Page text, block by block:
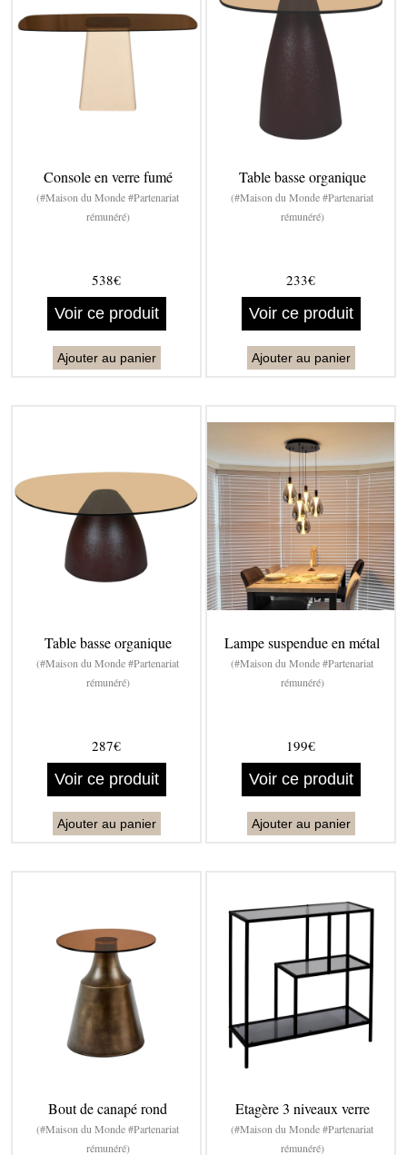
Console en verre fumé
(#Maison du Monde #Partenariat
rémunéré)
538€
Voir ce produit
Ajouter au panier
Table basse organique
(#Maison du Monde #Partenariat
rémunéré)
233€
Voir ce produit
Ajouter au panier
Table basse organique
(#Maison du Monde #Partenariat
rémunéré)
287€
Voir ce produit
Ajouter au panier
Lampe suspendue en métal
(#Maison du Monde #Partenariat
rémunéré)
199€
Voir ce produit
Ajouter au panier
Bout de canapé rond
(#Maison du Monde #Partenariat
rémunéré)
Etagère 3 niveaux verre
(#Maison du Monde #Partenariat
rémunéré)